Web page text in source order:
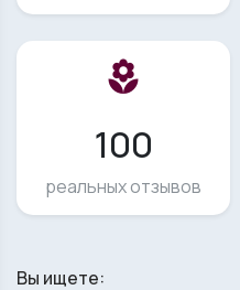
local_florist
100
реальных отзывов
Вы ищете: